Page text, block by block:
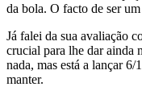
da bola. O facto de ser um
Já falei da sua avaliação
crucial para lhe dar ainda
nada, mas está a lançar 6/
manter.